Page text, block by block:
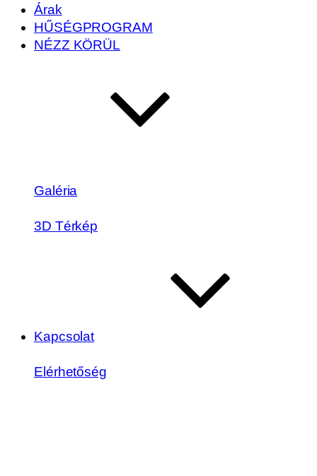
Árak
HŰSÉGPROGRAM
NÉZZ KÖRÜL
Galéria
3D Térkép
Kapcsolat
Elérhetőség